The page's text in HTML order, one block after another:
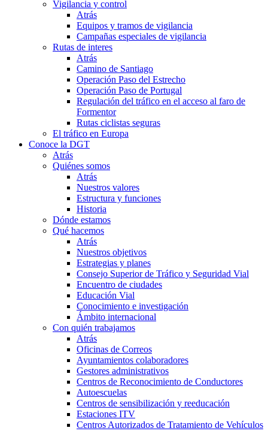
Vigilancia y control
Atrás
Equipos y tramos de vigilancia
Campañas especiales de vigilancia
Rutas de interes
Atrás
Camino de Santiago
Operación Paso del Estrecho
Operación Paso de Portugal
Regulación del tráfico en el acceso al faro de
Formentor
Rutas ciclistas seguras
El tráfico en Europa
Conoce la DGT
Atrás
Quiénes somos
Atrás
Nuestros valores
Estructura y funciones
Historia
Dónde estamos
Qué hacemos
Atrás
Nuestros objetivos
Estrategias y planes
Consejo Superior de Tráfico y Seguridad Vial
Encuentro de ciudades
Educación Vial
Conocimiento e investigación
Ámbito internacional
Con quién trabajamos
Atrás
Oficinas de Correos
Ayuntamientos colaboradores
Gestores administrativos
Centros de Reconocimiento de Conductores
Autoescuelas
Centros de sensibilización y reeducación
Estaciones ITV
Centros Autorizados de Tratamiento de Vehículos